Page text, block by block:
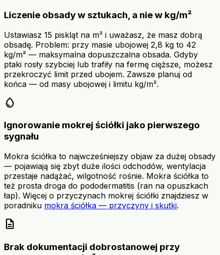
Liczenie obsady w sztukach, a nie w kg/m²
Ustawiasz 15 piskląt na m² i uważasz, że masz dobrą
obsadę. Problem: przy masie ubojowej 2,8 kg to 42
kg/m² — maksymalna dopuszczalna obsada. Gdyby
ptaki rosły szybciej lub trafiły na fermę cięższe, możesz
przekroczyć limit przed ubojem. Zawsze planuj od
końca — od masy ubojowej i limitu kg/m².
water_drop
Ignorowanie mokrej ściółki jako pierwszego
sygnału
Mokra ściółka to najwcześniejszy objaw za dużej obsady
— pojawiają się zbyt duże ilości odchodów, wentylacja
przestaje nadążać, wilgotność rośnie. Mokra ściółka to
też prosta droga do pododermatitis (ran na opuszkach
łap). Więcej o przyczynach mokrej ściółki znajdziesz w
poradniku mokra ściółka — przyczyny i skutki.
description
Brak dokumentacji dobrostanowej przy